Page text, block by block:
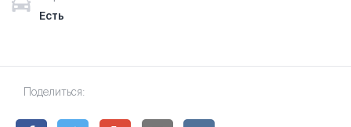
Есть
Поделиться: